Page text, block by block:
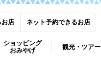
お店 ネット予約できるお店
ショッピング
おみやげ
観光・ツアー